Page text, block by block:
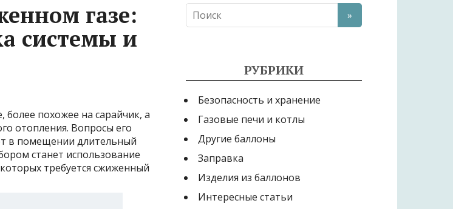
газе:
системы и
более похожее на сарайчик, а
отопления. Вопросы его
в помещении длительный
станет использование
требуется сжиженный
РУБРИКИ
Безопасность и хранение
Газовые печи и котлы
Другие баллоны
Заправка
Изделия из баллонов
Интересные статьи